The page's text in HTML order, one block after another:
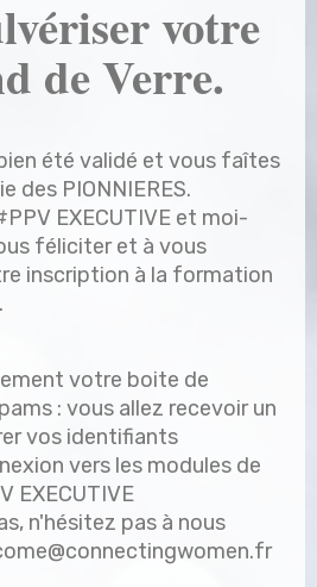
votre
de Verre.
été validé et vous faîtes
des PIONNIERES.
EXECUTIVE et moi-
féliciter et à vous
inscription à la formation
votre boite de
: vous allez recevoir un
vos identifiants
vers les modules de
EXECUTIVE
n'hésitez pas à nous